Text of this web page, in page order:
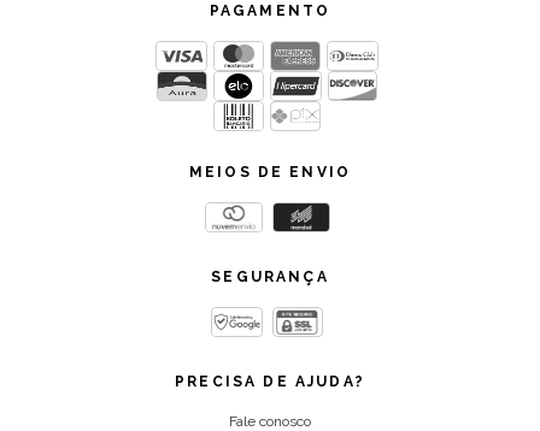
PAGAMENTO
MEIOS DE ENVIO
SEGURANÇA
PRECISA DE AJUDA?
Fale conosco